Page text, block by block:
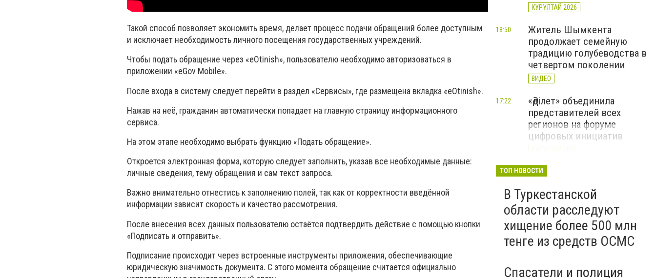
Такой способ позволяет экономить время, делает процесс подачи обращений более доступным
и исключает необходимость личного посещения государственных учреждений.
Чтобы подать обращение через «eOtinish», пользователю необходимо авторизоваться в
приложении «eGov Mobile».
После входа в систему следует перейти в раздел «Сервисы», где размещена вкладка «eOtinish».
Нажав на неё, гражданин автоматически попадает на главную страницу информационного
сервиса.
На этом этапе необходимо выбрать функцию «Подать обращение».
Откроется электронная форма, которую следует заполнить, указав все необходимые данные:
личные сведения, тему обращения и сам текст запроса.
Важно внимательно отнестись к заполнению полей, так как от корректности введённой
информации зависит скорость и качество рассмотрения.
После внесения всех данных пользователю остаётся подтвердить действие с помощью кнопки
«Подписать и отправить».
Подписание происходит через встроенные инструменты приложения, обеспечивающие
юридическую значимость документа. С этого момента обращение считается официально
КУРУЛТАЙ 2026
Житель Шымкента
продолжает семейную
традицию голубеводства в
четвертом поколении
ВИДЕО
18:50
«Әділет» объединила
представителей всех
регионов на форуме
цифровых инициатив
17:22
В Казахстане назвали
высокооплачиваемые
вакансии июля
12:15
ТОП НОВОСТИ
В Туркестанской
области расследуют
хищение более 500 млн
тенге из средств ОСМС
Спасатели и полиция